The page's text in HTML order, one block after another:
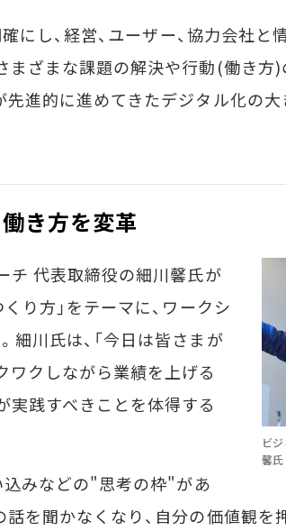
し、経営、ユーザー、協力会社と
まざまな課題の解決や行動(働き方
先進的に進めてきたデジタル化の大
き方を変革
ビ
馨氏
チ 代表取締役の細川馨氏が
り方」をテーマに、ワークシ
細川氏は、「今日は皆さまが
ワクしながら業績を上げる
実践すべきことを体得する
込みなどの"思考の枠"があ
話を聞かなくなり、自分の価値観を